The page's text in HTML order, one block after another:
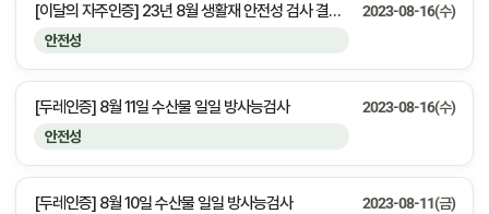
안전성
[이달의 자주인증] 23년 8월 생활재 안전성 검사 결과 안내 2023-08-16(수)
안전성
[두레인증] 8월 11일 수산물 일일 방사능검사 2023-08-16(수)
[두레인증] 8월 10일 수산물 일일 방사능검사 2023-08-11(금)